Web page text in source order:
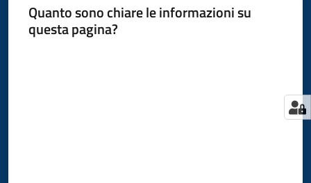
Quanto sono chiare le informazioni su
questa pagina?